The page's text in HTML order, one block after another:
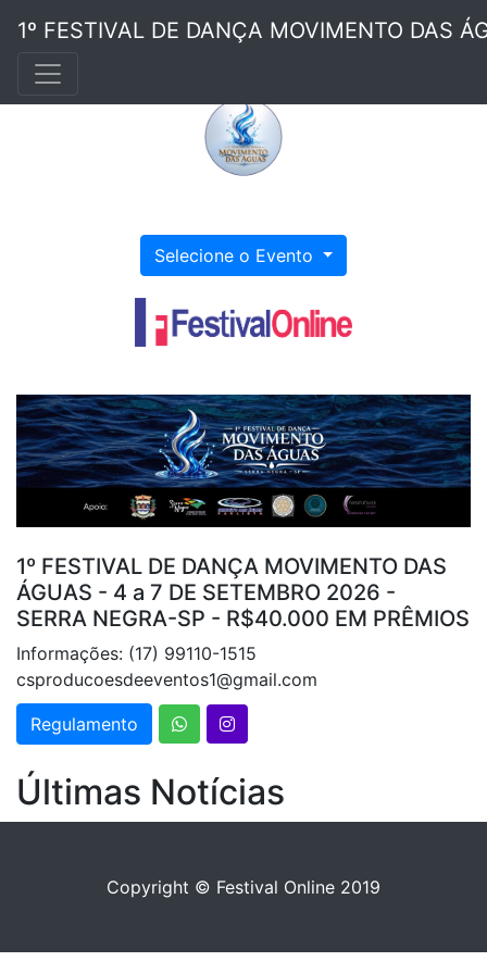
1º FESTIVAL DE DANÇA MOVIMENTO DAS
Selecione o Evento
1º FESTIVAL DE DANÇA MOVIMENTO DAS
ÁGUAS - 4 a 7 DE SETEMBRO 2026 -
SERRA NEGRA-SP - R$40.000 EM PRÊMIOS
Informações: (17) 99110-1515
csproducoesdeeventos1@gmail.com
Regulamento
Últimas Notícias
Copyright © Festival Online 2019